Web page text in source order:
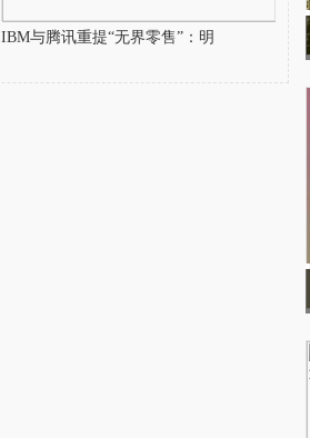
IBM与腾讯重提“无界零售”：明